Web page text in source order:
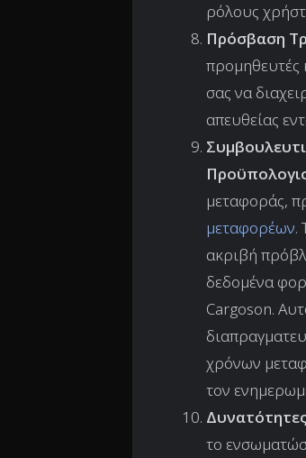
ρόλους
Πρόσβαση
προμηθευτές
σας να
απευθείας
μεταφοράς,
μεταφορέων.
ακριβή
δεδομένα
Cargoson.
χρόνων
τον
το